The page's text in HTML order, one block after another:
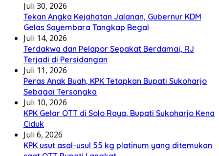
Juli 30, 2026
Tekan Angka Kejahatan Jalanan, Gubernur KDM
Gelas Sayembara Tangkap Begal
Juli 14, 2026
Terdakwa dan Pelapor Sepakat Berdamai, RJ
Terjadi di Persidangan
Juli 11, 2026
Peras Anak Buah, KPK Tetapkan Bupati Sukoharjo
Sebagai Tersangka
Juli 10, 2026
KPK Gelar OTT di Solo Raya, Bupati Sukoharjo Kena
Ciduk
Juli 6, 2026
KPK usut asal-usul 55 kg platinum yang ditemukan